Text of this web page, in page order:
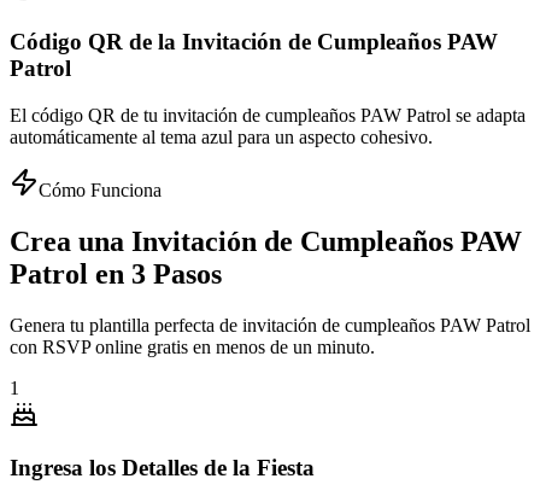
Código QR de la Invitación de Cumpleaños PAW
Patrol
El código QR de tu invitación de cumpleaños PAW Patrol se adapta
automáticamente al tema azul para un aspecto cohesivo.
Cómo Funciona
Crea una Invitación de Cumpleaños PAW
Patrol en 3 Pasos
Genera tu plantilla perfecta de invitación de cumpleaños PAW Patrol
con RSVP online gratis en menos de un minuto.
1
Ingresa los Detalles de la Fiesta